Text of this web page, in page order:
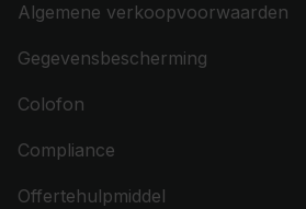
Algemene verkoopvoorwaarden
Gegevensbescherming
Colofon
Compliance
Offertehulpmiddel